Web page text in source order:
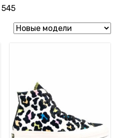
Сортировка: самые